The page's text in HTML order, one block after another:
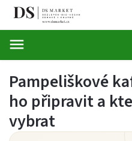
Pampeliškové
ho připravit a
vybrat